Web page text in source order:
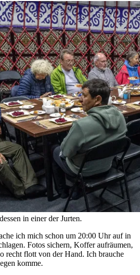
in einer der Jurten.
ich mich schon um 20:00 Uhr auf in
Fotos sichern, Koffer aufräumen,
recht flott von der Hand. Ich brauche
komme.